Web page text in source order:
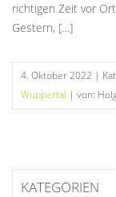
richtigen Zeit vor
Gestern, […]
4. Oktober 2022 |
Wuppertal | von:
KATEGORIEN